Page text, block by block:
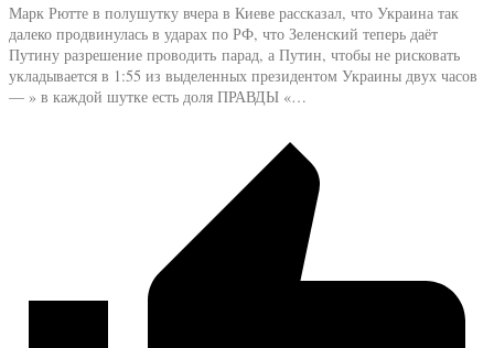
Марк Рютте в полушутку вчера в Киеве рассказал, что Украина так
далеко продвинулась в ударах по РФ, что Зеленский теперь даёт
Путину разрешение проводить парад, а Путин, чтобы не рисковать
укладывается в 1:55 из выделенных президентом Украины двух часов
— » в каждой шутке есть доля ПРАВДЫ «…